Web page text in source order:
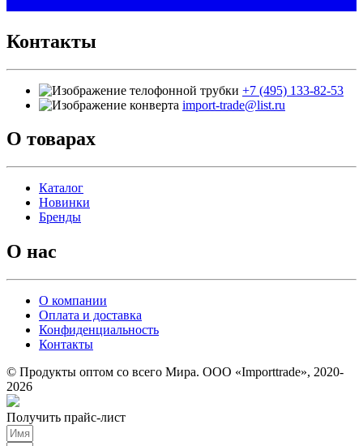
Контакты
+7 (495) 133-82-53
import-trade@list.ru
О товарах
Каталог
Новинки
Бренды
О нас
О компании
Оплата и доставка
Конфиденциальность
Контакты
© Продукты оптом со всего Мира. ООО «Importtrade», 2020-
2026
Получить прайс-лист